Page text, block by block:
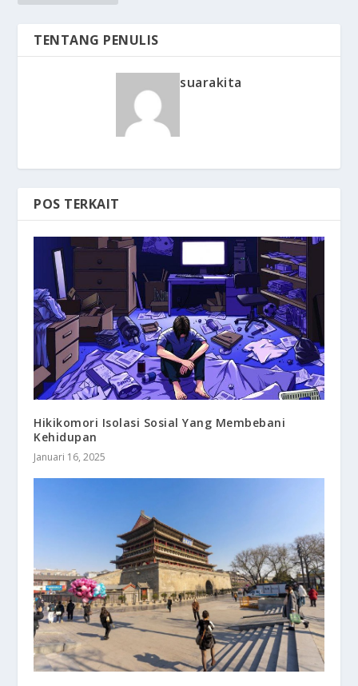
TENTANG PENULIS
suarakita
POS TERKAIT
Hikikomori Isolasi Sosial Yang Membebani
Kehidupan
Januari 16, 2025